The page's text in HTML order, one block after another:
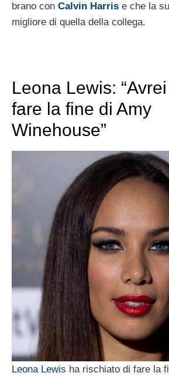
brano con Calvin Harris e che la
migliore di quella della collega.
Leona Lewis:
fare la fine di Amy
Winehouse”
Leona Lewis ha rischiato di fare la